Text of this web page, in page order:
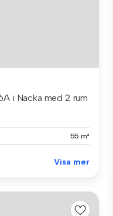
i Nacka med 2 rum
55 m²
Visa mer